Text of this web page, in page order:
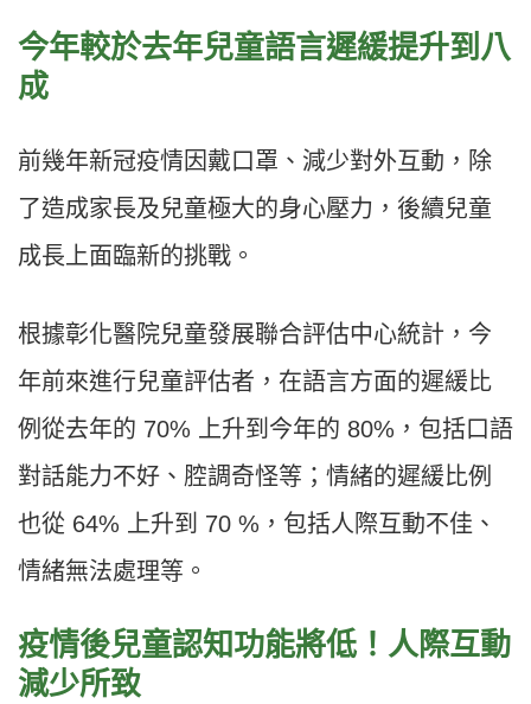
今年較於去年兒童語言遲緩提升到八
成
前幾年新冠疫情因戴口罩、減少對外互動，除
了造成家長及兒童極大的身心壓力，後續兒童
成長上面臨新的挑戰。
根據彰化醫院兒童發展聯合評估中心統計，今
年前來進行兒童評估者，在語言方面的遲緩比
例從去年的 70% 上升到今年的 80%，包括口語
對話能力不好、腔調奇怪等；情緒的遲緩比例
也從 64% 上升到 70 %，包括人際互動不佳、
情緒無法處理等。
疫情後兒童認知功能將低！人際互動
減少所致